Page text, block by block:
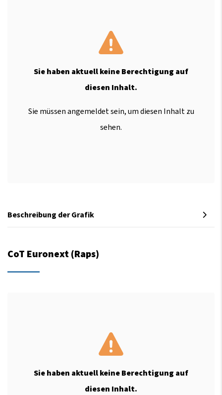
Sie haben aktuell keine Berechtigung auf
diesen Inhalt.
Sie müssen angemeldet sein, um diesen Inhalt zu
sehen.
Beschreibung der Grafik
CoT Euronext (Raps)
Sie haben aktuell keine Berechtigung auf
diesen Inhalt.